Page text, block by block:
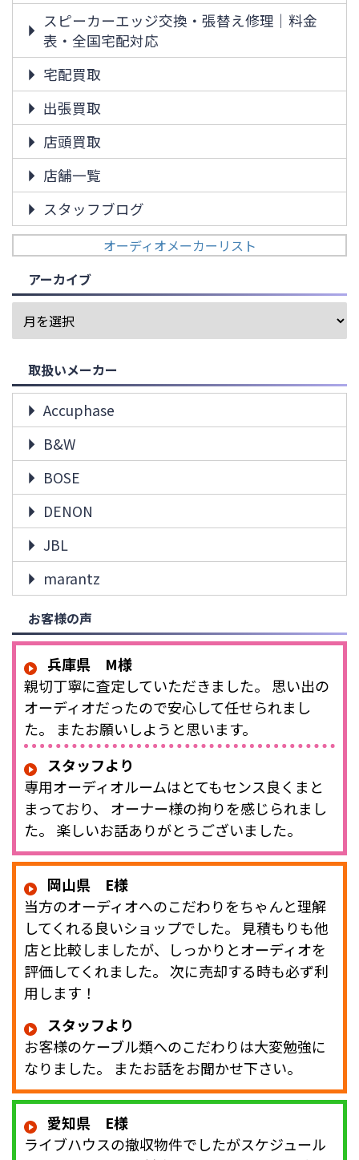
スピーカーエッジ交換・張替え修理｜料金
表・全国宅配対応
宅配買取
出張買取
店頭買取
店舗一覧
スタッフブログ
オーディオメーカーリスト
アーカイブ
取扱いメーカー
Accuphase
B&W
BOSE
DENON
JBL
marantz
お客様の声
兵庫県 M様
親切丁寧に査定していただきました。 思い出の
オーディオだったので安心して任せられまし
た。 またお願いしようと思います。
スタッフより
専用オーディオルームはとてもセンス良くまと
まっており、 オーナー様の拘りを感じられまし
た。 楽しいお話ありがとうございました。
岡山県 E様
当方のオーディオへのこだわりをちゃんと理解
してくれる良いショップでした。 見積もりも他
店と比較しましたが、しっかりとオーディオを
評価してくれました。 次に売却する時も必ず利
用します！
スタッフより
お客様のケーブル類へのこだわりは大変勉強に
なりました。 またお話をお聞かせ下さい。
愛知県 E様
ライブハウスの撤収物件でしたがスケジュール